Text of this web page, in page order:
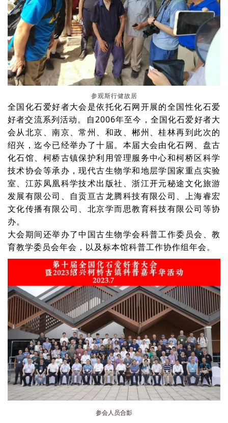
参观斯行健故居
全国化石爱好者大会是依托化石网开展的全国性化石爱
好者交流系列活动。自2006年至今，全国化石爱好者大
会从北京、南京、常州、和政、郴州、桂林再到此次的
绍兴，迄今已经举办了十届。本届大会由化石网、盘古
化石馆、柯桥古镇保护利用管理服务中心和柯桥区科学
技术协会等承办，现代古生物学和地层学国家重点实验
室、江苏凤凰科学技术出版社、浙江开元秘途文化旅游
发展有限公司、自贡亘古龙腾科技有限公司、上海睿宏
文化传播有限公司、北京学而思教育科技有限公司等协
办。
大会期间还举办了中国古生物学会科普工作委员会、教
育教学委员会年会，以及标本馆科普工作协作组年会。
参会人员合影